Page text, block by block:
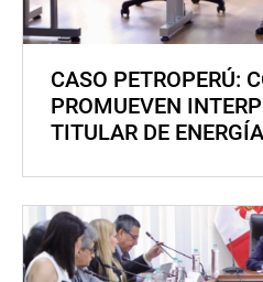
CASO PETROPERÚ:
PROMUEVEN
TITULAR DE